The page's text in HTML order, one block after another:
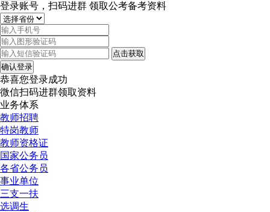
登录账号，扫码进群 领取公考备考资料
点击获取
确认登录
恭喜您登录成功
微信扫码进群领取资料
业务体系
教师招聘
特岗教师
教师资格证
国家公务员
各省公务员
事业单位
三支一扶
选调生